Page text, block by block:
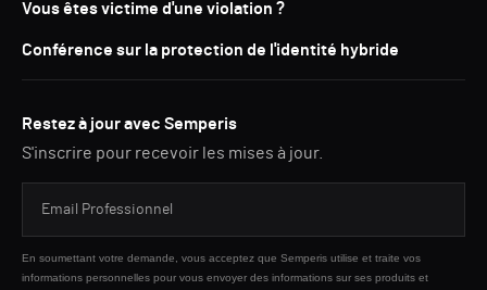
Vous êtes victime d'une violation ?
Conférence sur la protection de l'identité hybride
Restez à jour avec Semperis
S'inscrire pour recevoir les mises à jour.
En soumettant votre demande, vous acceptez que Semperis utilise et traite vos
informations personnelles pour vous envoyer des informations sur ses produits et